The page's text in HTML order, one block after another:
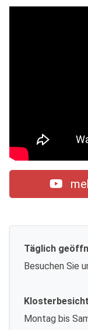
Täglich
Besuchen Sie
Montag bis